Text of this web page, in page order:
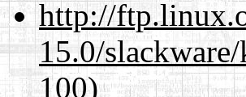
http://
15.0/
100)